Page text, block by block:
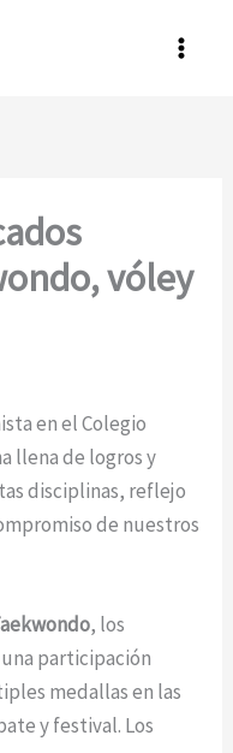
vóley
en el Colegio
llena de logros y
disciplinas, reflejo
de nuestros
, los
participación
medallas en las
y festival. Los